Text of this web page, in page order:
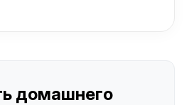
домашнего